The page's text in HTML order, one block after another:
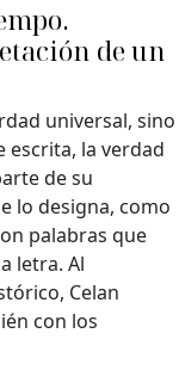
de un
universal, sino
la verdad
de su
lo designa, como
palabras que
letra. Al
Celan
con los